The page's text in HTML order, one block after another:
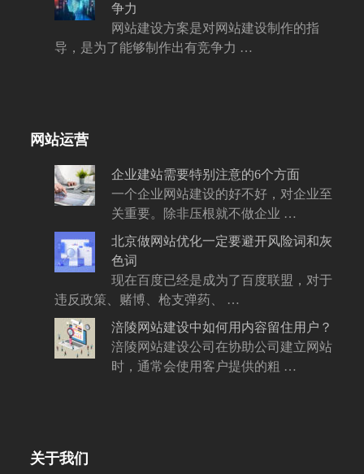
争力
网站建设方案是对网站建设制作的指
导，是为了能够制作出有竞争力 …
网站运营
企业建站需要特别注意的6个方面
一个企业网站建设的好不好，对企业至
关重要。除非压根就不做企业 …
北京做网站优化一定要避开风险词和灰
色词
现在百度已经是成为了百度联盟，对于
违反政策、赌博、枪支弹药、 …
涪陵网站建设中如何用内容留住用户？
涪陵网站建设公司在协助公司建立网站
时，通常会使用客户提供的粗 …
关于我们